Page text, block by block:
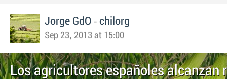
Jorge GdO - chilorg
Sep 23, 2013 at 15:00
Los agricultores españoles alcanzan